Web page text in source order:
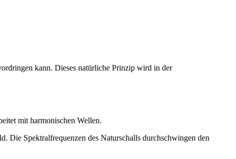
kann. Dieses natürliche Prinzip wird in der
mit harmonischen Wellen.
Die Spektralfrequenzen des Naturschalls durchschwingen den